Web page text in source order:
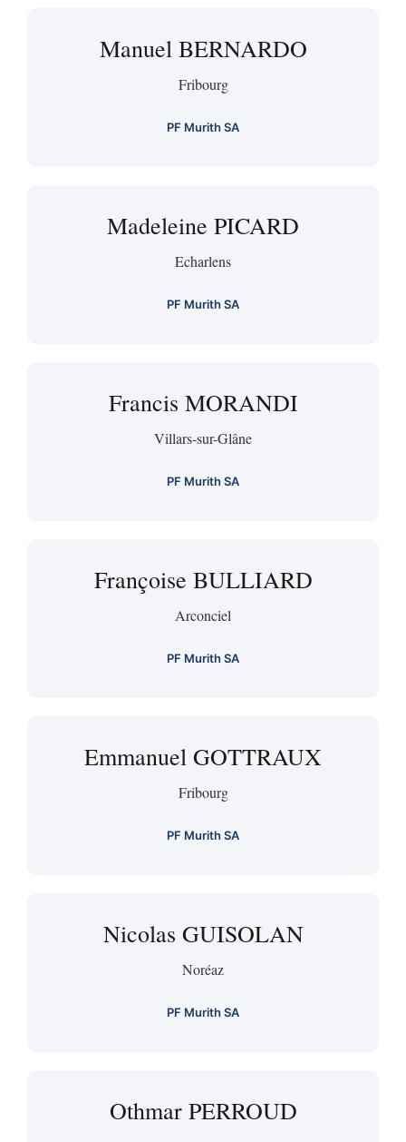
Manuel BERNARDO
Fribourg
PF Murith SA
Madeleine PICARD
Echarlens
PF Murith SA
Francis MORANDI
Villars-sur-Glâne
PF Murith SA
Françoise BULLIARD
Arconciel
PF Murith SA
Emmanuel GOTTRAUX
Fribourg
PF Murith SA
Nicolas GUISOLAN
Noréaz
PF Murith SA
Othmar PERROUD